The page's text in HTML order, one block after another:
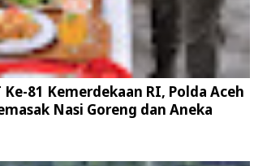
81 Kemerdekaan RI, Polda Aceh
Nasi Goreng dan Aneka